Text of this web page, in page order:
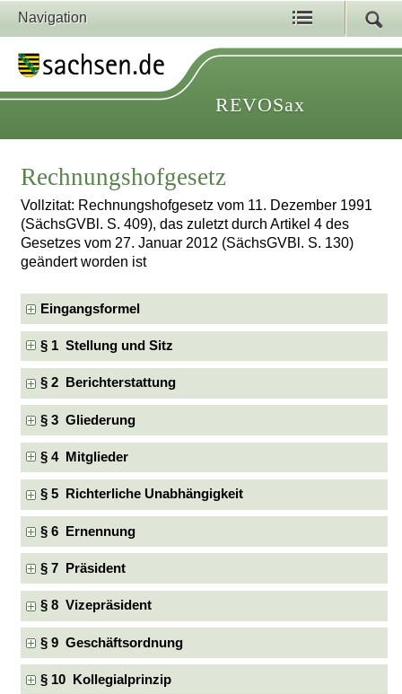
Navigation
REVOSax
Rechnungshofgesetz
Vollzitat: Rechnungshofgesetz vom 11. Dezember 1991
(SächsGVBl. S. 409), das zuletzt durch Artikel 4 des
Gesetzes vom 27. Januar 2012 (SächsGVBl. S. 130)
geändert worden ist
Eingangsformel
§ 1 Stellung und Sitz
§ 2 Berichterstattung
§ 3 Gliederung
§ 4 Mitglieder
§ 5 Richterliche Unabhängigkeit
§ 6 Ernennung
§ 7 Präsident
§ 8 Vizepräsident
§ 9 Geschäftsordnung
§ 10 Kollegialprinzip